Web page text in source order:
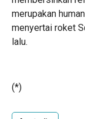
merupakan
menyertai roket
lalu.
(*)